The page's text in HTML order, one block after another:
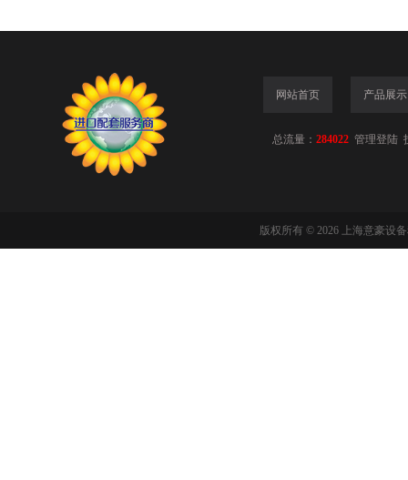
网站首页 产品展示
总流量： 284022 管理登陆
版权所有 © 2026 上海意豪设